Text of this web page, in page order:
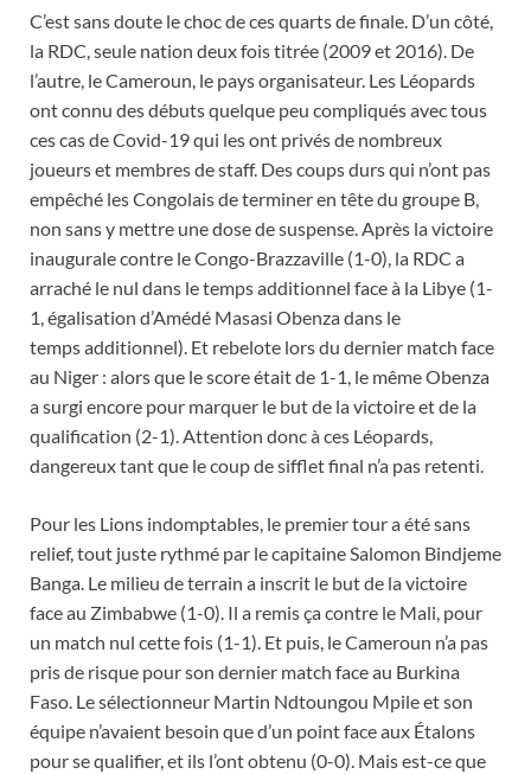
C’est sans doute le choc de ces quarts de finale. D’un côté,
la RDC, seule nation deux fois titrée (2009 et 2016). De
l’autre, le Cameroun, le pays organisateur. Les Léopards
ont connu des débuts quelque peu compliqués avec tous
ces cas de Covid-19 qui les ont privés de nombreux
joueurs et membres de staff. Des coups durs qui n’ont pas
empêché les Congolais de terminer en tête du groupe B,
non sans y mettre une dose de suspense. Après la victoire
inaugurale contre le Congo-Brazzaville (1-0), la RDC a
arraché le nul dans le temps additionnel face à la Libye (1-
1, égalisation d’Amédé Masasi Obenza dans le
temps additionnel). Et rebelote lors du dernier match face
au Niger : alors que le score était de 1-1, le même Obenza
a surgi encore pour marquer le but de la victoire et de la
qualification (2-1). Attention donc à ces Léopards,
dangereux tant que le coup de sifflet final n’a pas retenti.
Pour les Lions indomptables, le premier tour a été sans
relief, tout juste rythmé par le capitaine Salomon Bindjeme
Banga. Le milieu de terrain a inscrit le but de la victoire
face au Zimbabwe (1-0). Il a remis ça contre le Mali, pour
un match nul cette fois (1-1). Et puis, le Cameroun n’a pas
pris de risque pour son dernier match face au Burkina
Faso. Le sélectionneur Martin Ndtoungou Mpile et son
équipe n’avaient besoin que d’un point face aux Étalons
pour se qualifier, et ils l’ont obtenu (0-0). Mais est-ce que